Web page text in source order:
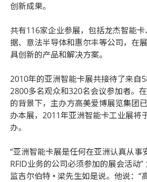
创新成果。
共有116家企业参展，包括龙杰智能
据、意法半导体和惠尔丰等公司，在
具创新的产品和解决方案。
2010年的亚洲智能卡展共接待了来自
2800多名观众和320名会议参加者。
的背景下，主办方高美爱博展览集团
办本展，2011年亚洲智能卡工业展将
办。
“亚洲智能卡展是任何在亚洲认真从事
RFID业务的公司必须参加的展会活动
监吉尔伯特 • 梁先生如是说。他说：“